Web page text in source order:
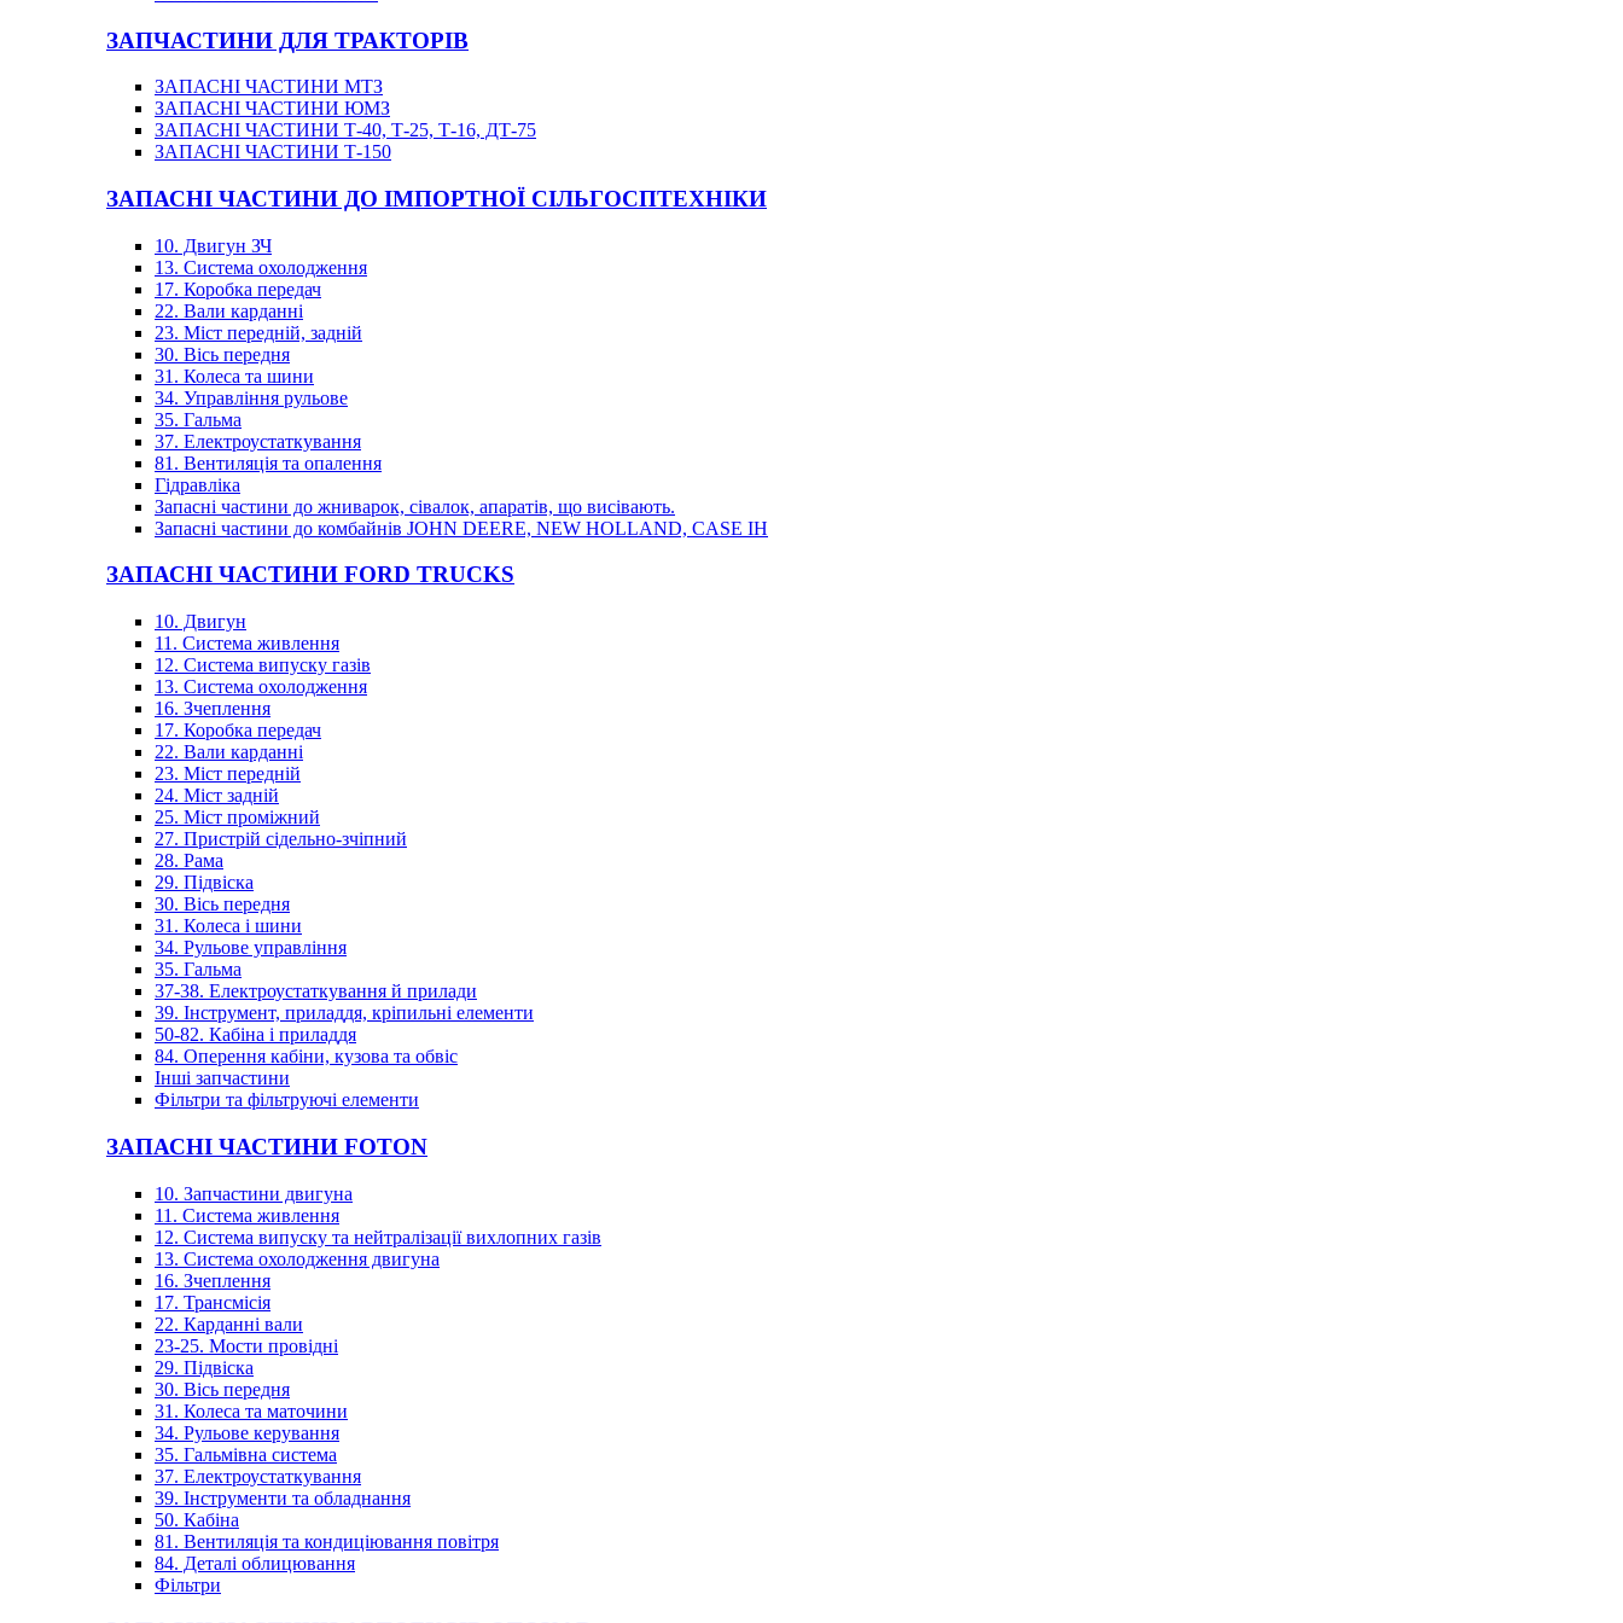
ЗАПЧАСТИНИ ДЛЯ ТРАКТОРІВ
ЗАПАСНІ ЧАСТИНИ МТЗ
ЗАПАСНІ ЧАСТИНИ ЮМЗ
ЗАПАСНІ ЧАСТИНИ Т-40, Т-25, Т-16, ДТ-75
ЗАПАСНІ ЧАСТИНИ Т-150
ЗАПАСНІ ЧАСТИНИ ДО ІМПОРТНОЇ СІЛЬГОСПТЕХНІКИ
10. Двигун ЗЧ
13. Система охолодження
17. Коробка передач
22. Вали карданні
23. Міст передній, задній
30. Вісь передня
31. Колеса та шини
34. Управління рульове
35. Гальма
37. Електроустаткування
81. Вентиляція та опалення
Гідравліка
Запасні частини до жниварок, сівалок, апаратів, що висівають.
Запасні частини до комбайнів JOHN DEERE, NEW HOLLAND, CASE IH
ЗАПАСНІ ЧАСТИНИ FORD TRUCKS
10. Двигун
11. Система живлення
12. Система випуску газів
13. Система охолодження
16. Зчеплення
17. Коробка передач
22. Вали карданні
23. Міст передній
24. Міст задній
25. Міст проміжний
27. Пристрій сідельно-зчіпний
28. Рама
29. Підвіска
30. Вісь передня
31. Колеса і шини
34. Рульове управління
35. Гальма
37-38. Електроустаткування й прилади
39. Інструмент, приладдя, кріпильні елементи
50-82. Кабіна і приладдя
84. Оперення кабіни, кузова та обвіс
Інші запчастини
Фільтри та фільтруючі елементи
ЗАПАСНІ ЧАСТИНИ FOTON
10. Запчастини двигуна
11. Система живлення
12. Система випуску та нейтралізації вихлопних газів
13. Система охолодження двигуна
16. Зчеплення
17. Трансмісія
22. Карданні вали
23-25. Мости провідні
29. Підвіска
30. Вісь передня
31. Колеса та маточини
34. Рульове керування
35. Гальмівна система
37. Електроустаткування
39. Інструменти та обладнання
50. Кабіна
81. Вентиляція та кондиціювання повітря
84. Деталі облицювання
Фільтри